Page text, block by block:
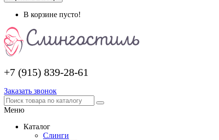
В корзине пусто!
+7 (915) 839-28-61
Заказать звонок
Меню
Каталог
Слинги